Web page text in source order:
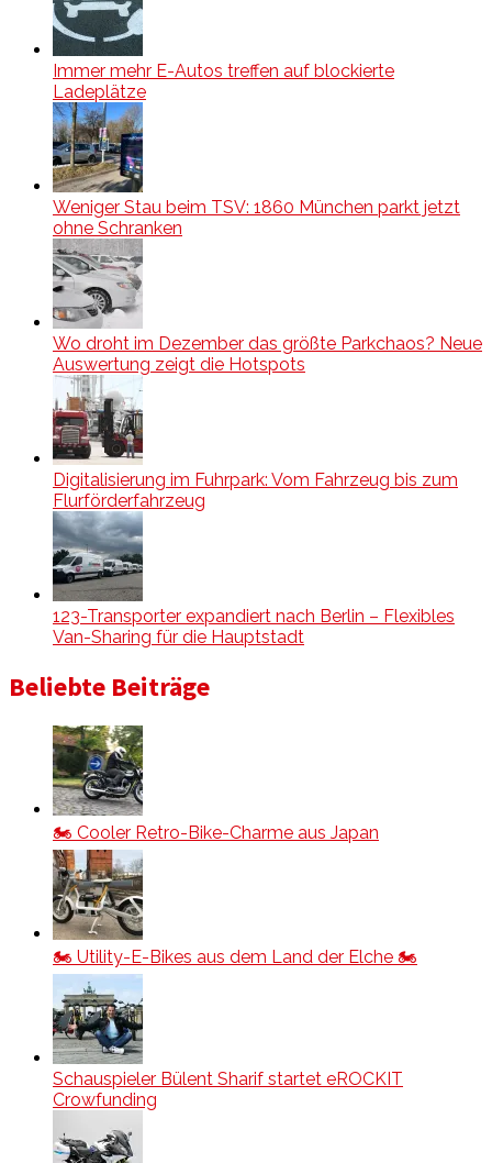
Immer mehr E-Autos treffen auf blockierte
Ladeplätze
Weniger Stau beim TSV: 1860 München parkt jetzt
ohne Schranken
Wo droht im Dezember das größte Parkchaos? Neue
Auswertung zeigt die Hotspots
Digitalisierung im Fuhrpark: Vom Fahrzeug bis zum
Flurförderfahrzeug
123-Transporter expandiert nach Berlin – Flexibles
Van-Sharing für die Hauptstadt
Beliebte Beiträge
🏍️ Cooler Retro-Bike-Charme aus Japan
🏍️ Utility-E-Bikes aus dem Land der Elche 🏍️
Schauspieler Bülent Sharif startet eROCKIT
Crowfunding